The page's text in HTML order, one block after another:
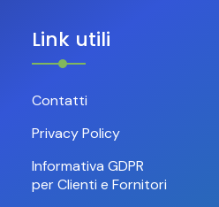
Link utili
Contatti
Privacy Policy
Informativa GDPR
per Clienti e Fornitori